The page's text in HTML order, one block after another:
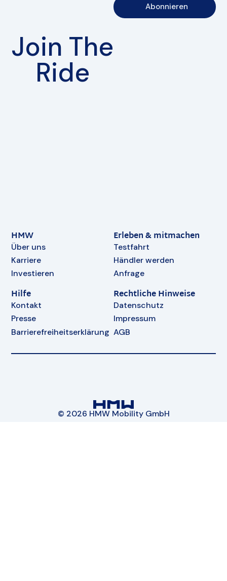
Join The
Ride
Abonnieren
HMW
Über uns
Karriere
Investieren
Erleben & mitmachen
Testfahrt
Händler werden
Anfrage
Hilfe
Kontakt
Presse
Barrierefreiheitserklärung
Rechtliche Hinweise
Datenschutz
Impressum
AGB
© 2026 HMW Mobility GmbH